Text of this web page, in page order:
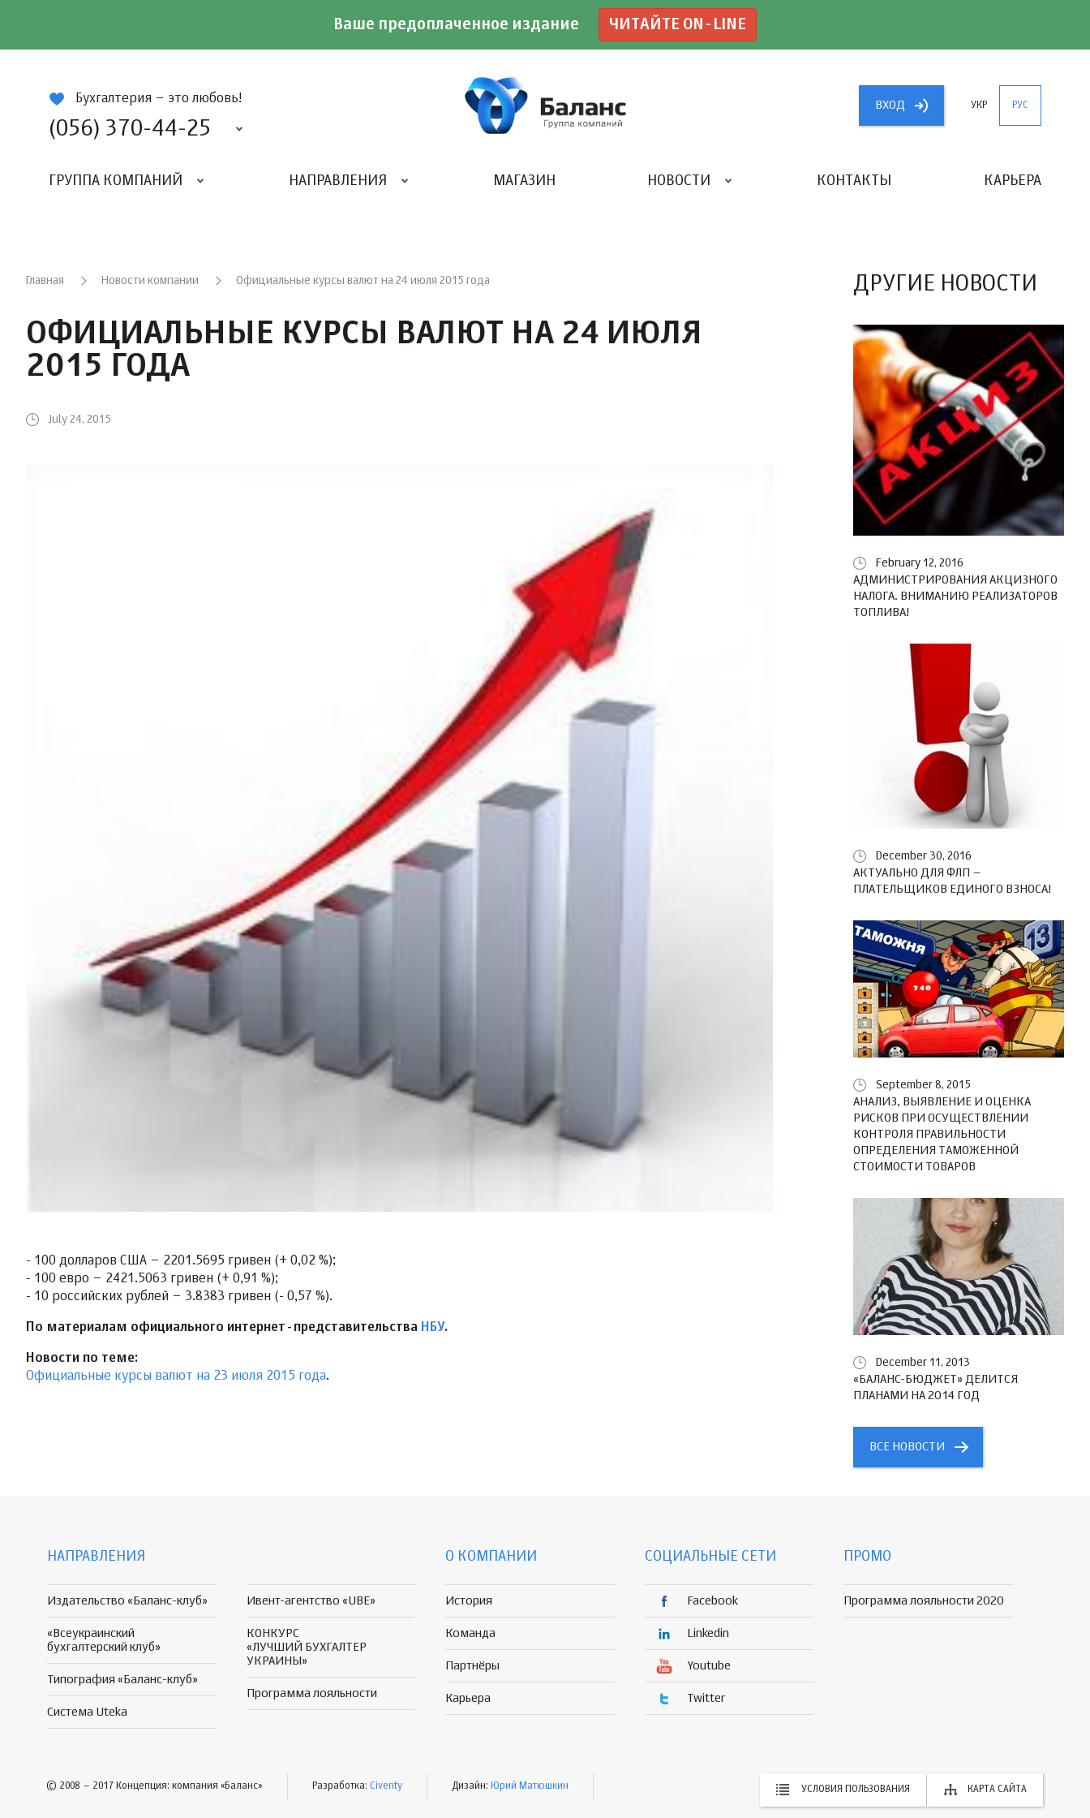
Ваше предоплаченное издание ЧИТАЙТЕ ON-LINE
Бухгалтерия – это любовь!
(056) 370-44-25
ВХОД УКР РУС
ГРУППА КОМПАНИЙ НАПРАВЛЕНИЯ МАГАЗИН НОВОСТИ КОНТАКТЫ КАРЬЕРА
Главная Новости компании Официальные курсы валют на 24 июля 2015 года
ОФИЦИАЛЬНЫЕ КУРСЫ ВАЛЮТ НА 24 ИЮЛЯ
2015 ГОДА
July 24, 2015
- 100 долларов США – 2201.5695 гривен (+ 0,02 %);
- 100 евро – 2421.5063 гривен (+ 0,91 %);
- 10 российских рублей – 3.8383 гривен (- 0,57 %).
По материалам официального интернет-представительства НБУ.
Новости по теме:
Официальные курсы валют на 23 июля 2015 года.
ДРУГИЕ НОВОСТИ
February 12, 2016
АДМИНИСТРИРОВАНИЯ АКЦИЗНОГО
НАЛОГА. ВНИМАНИЮ РЕАЛИЗАТОРОВ
ТОПЛИВА!
December 30, 2016
АКТУАЛЬНО ДЛЯ ФЛП –
ПЛАТЕЛЬЩИКОВ ЕДИНОГО ВЗНОСА!
September 8, 2015
АНАЛИЗ, ВЫЯВЛЕНИЕ И ОЦЕНКА
РИСКОВ ПРИ ОСУЩЕСТВЛЕНИИ
КОНТРОЛЯ ПРАВИЛЬНОСТИ
ОПРЕДЕЛЕНИЯ ТАМОЖЕННОЙ
СТОИМОСТИ ТОВАРОВ
December 11, 2013
«БАЛАНС-БЮДЖЕТ» ДЕЛИТСЯ
ПЛАНАМИ НА 2014 ГОД
ВСЕ НОВОСТИ
НАПРАВЛЕНИЯ
Издательство «Баланс-клуб»
«Всеукраинский
бухгалтерский клуб»
Типография «Баланс-клуб»
Система Uteka
Ивент-агентство «UBE»
КОНКУРС
«ЛУЧШИЙ БУХГАЛТЕР
УКРАИНЫ»
Программа лояльности
О КОМПАНИИ
История
Команда
Партнёры
Карьера
СОЦИАЛЬНЫЕ СЕТИ
Facebook
Linkedin
Youtube
Twitter
ПРОМО
Программа лояльности 2020
© 2008 – 2017 Концепция: компания «Баланс» Разработка: Civenty Дизайн: Юрий Матюшкин УСЛОВИЯ ПОЛЬЗОВАНИЯ КАРТА САЙТА